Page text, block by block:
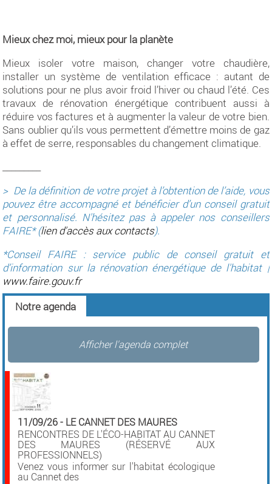
Mieux chez moi, mieux pour la planète
Mieux isoler votre maison, changer votre chaudière,
installer un système de ventilation efficace : autant de
solutions pour ne plus avoir froid l’hiver ou chaud l’été. Ces
travaux de rénovation énergétique contribuent aussi à
réduire vos factures et à augmenter la valeur de votre bien.
Sans oublier qu’ils vous permettent d’émettre moins de gaz
à effet de serre, responsables du changement climatique.
> De la définition de votre projet à l’obtention de l’aide, vous
pouvez être accompagné et bénéficier d’un conseil gratuit
et personnalisé. N'hésitez pas à appeler nos conseillers
FAIRE* (lien d'accès aux contacts).
*Conseil FAIRE : service public de conseil gratuit et
d’information sur la rénovation énergétique de l'habitat |
www.faire.gouv.fr
Notre agenda
Afficher l'agenda complet
11/09/26- LE CANNET DES MAURES
RENCONTRES DE L'ÉCO-HABITAT AU CANNET
DES MAURES (RÉSERVÉ AUX
PROFESSIONNELS)
Venez vous informer sur l'habitat écologique
au Cannet des